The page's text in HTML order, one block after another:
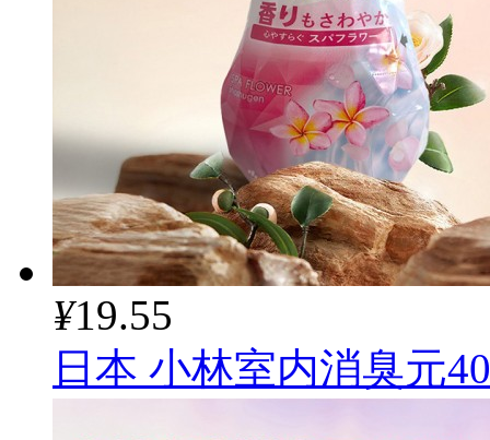
¥19.55
日本 小林室内消臭元